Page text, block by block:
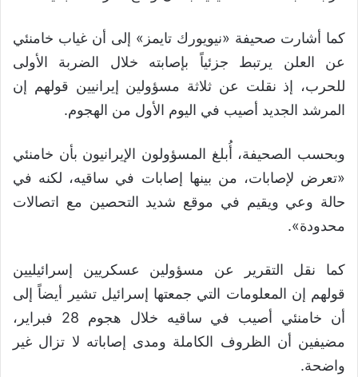
كما أشارت صحيفة «نيويورك تايمز» إلى أن غياب خامنئي
عن العلن يرتبط جزئياً بإصابته خلال الضربة الأولى
للحرب، إذ نقلت عن ثلاثة مسؤولين إيرانيين قولهم إن
المرشد الجديد أصيب في اليوم الأول من الهجوم.
وبحسب الصحيفة، أُبلغ المسؤولون الإيرانيون بأن خامنئي
«تعرض لإصابات، من بينها إصابات في ساقيه، لكنه في
حالة وعي ويقيم في موقع شديد التحصين مع اتصالات
محدودة».
كما نقل التقرير عن مسؤولين عسكريين إسرائيليين
قولهم إن المعلومات التي جمعتها إسرائيل تشير أيضاً إلى
أن خامنئي أصيب في ساقيه خلال هجوم 28 فبراير،
مضيفين أن الظروف الكاملة ومدى إصاباته لا تزال غير
واضحة.